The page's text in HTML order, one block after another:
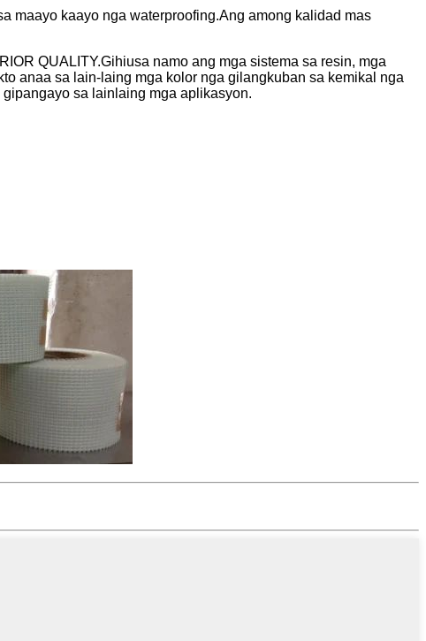
maayo kaayo nga waterproofing.Ang among kalidad mas
QUALITY.Gihiusa namo ang mga sistema sa resin, mga
anaa sa lain-laing mga kolor nga gilangkuban sa kemikal nga
sa lainlaing mga aplikasyon.